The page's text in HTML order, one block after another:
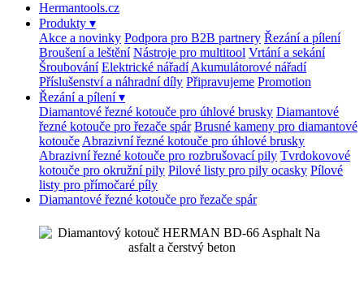
Hermantools.cz
Produkty ▾
Akce a novinky Podpora pro B2B partnery Řezání a pílení
Broušení a leštění Nástroje pro multitool Vrtání a sekání
Šroubování Elektrické nářadí Akumulátorové nářadí
Příslušenství a náhradní díly Připravujeme Promotion
Řezání a pílení▾
Diamantové řezné kotouče pro úhlové brusky Diamantové
řezné kotouče pro řezače spár Brusné kameny pro diamantové
kotouče Abrazivní řezné kotouče pro úhlové brusky
Abrazivní řezné kotouče pro rozbrušovací pily Tvrdokovové
kotouče pro okružní pily Pilové listy pro pily ocasky Pílové
listy pro přímočaré píly
Diamantové řezné kotouče pro řezače spár